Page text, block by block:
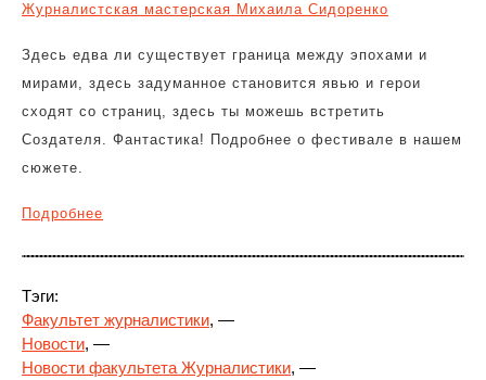
Журналистская мастерская Михаила Сидоренко
Здесь едва ли существует граница между эпохами и
мирами, здесь задуманное становится явью и герои
сходят со страниц, здесь ты можешь встретить
Создателя. Фантастика! Подробнее о фестивале в нашем
сюжете.
Подробнее
Тэги:
Факультет журналистики, —
Новости, —
Новости факультета Журналистики, —